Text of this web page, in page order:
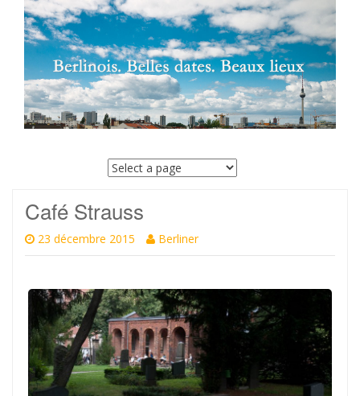
Café Strauss
23 décembre 2015 Berliner